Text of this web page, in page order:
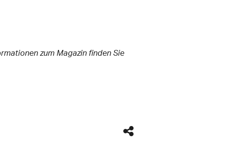
zum Magazin finden Sie